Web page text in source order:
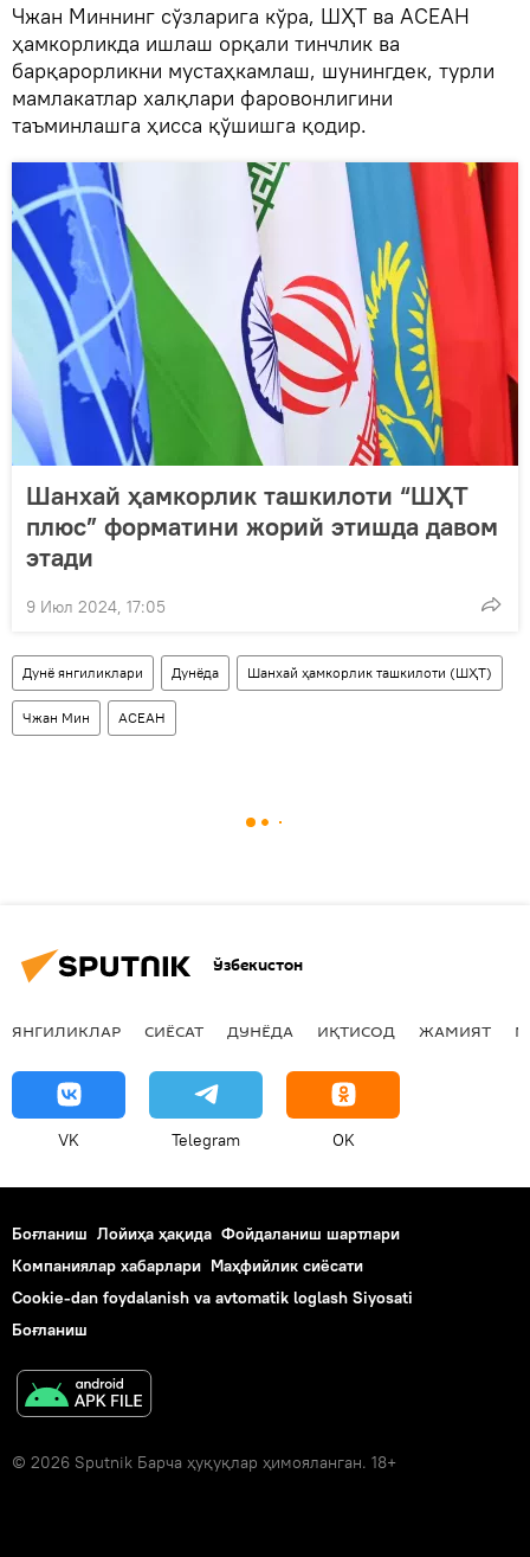
Чжан Миннинг сўзларига кўра, ШҲТ ва АСЕАН
ҳамкорликда ишлаш орқали тинчлик ва
барқарорликни мустаҳкамлаш, шунингдек, турли
мамлакатлар халқлари фаровонлигини
таъминлашга ҳисса қўшишга қодир.
Шанхай ҳамкорлик ташкилоти “ШҲТ
плюс” форматини жорий этишда давом
этади
9 Июл 2024, 17:05
Дунё янгиликлари Дунёда Шанхай ҳамкорлик ташкилоти (ШҲТ)
Чжан Мин АСЕАН
Ўзбекистон
ЯНГИЛИКЛАР СИЁСАТ ДУНЁДА ИҚТИСОД ЖАМИЯТ
VK Telegram OK
Боғланиш Лойиҳа ҳақида Фойдаланиш шартлари
Компаниялар хабарлари Маҳфийлик сиёсати
Cookie-dan foydalanish va avtomatik loglash Siyosati
Боғланиш
© 2026 Sputnik Барча ҳуқуқлар ҳимояланган. 18+